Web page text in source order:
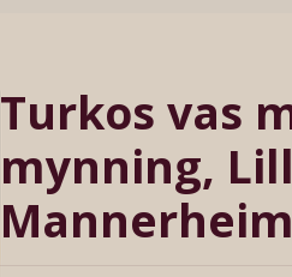
Turkos vas
mynning,